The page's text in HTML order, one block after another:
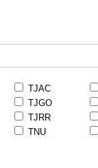
TJAC
TJGO
TJRR
TNU